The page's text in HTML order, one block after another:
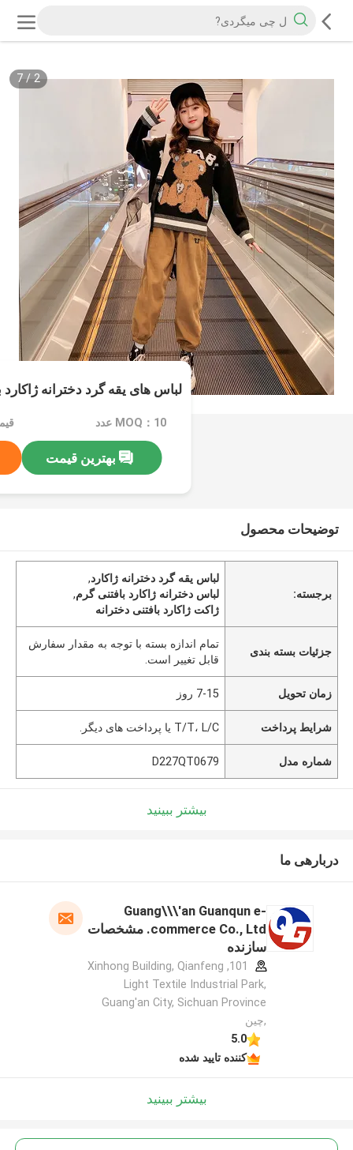
2
/
7
لباس های یقه گرد دخترانه ژاکارد
MOQ：10 عدد
بهترین قیمت
توضیحات محصول
برجسته:
لباس یقه گرد دخترانه ژاکارد,
لباس دخترانه ژاکارد بافتنی گرم,
ژاکت ژاکارد بافتنی دخترانه
جزئیات بسته بندی
تمام اندازه بسته با توجه به مقدار سفارش
قابل تغییر است.
زمان تحویل 7-15 روز
شرایط پرداخت T/T، L/C یا پرداخت های دیگر.
شماره مدل D227QT0679
بیشتر ببینید
دربارهی ما
Guang\\\'an Guanqun e-
commerce Co., Ltd. مشخصات
سازنده
101, Xinhong Building, Qianfeng
Light Textile Industrial Park,
Guang'an City, Sichuan Province
,چین
5.0
کننده تایید شده
بیشتر ببینید